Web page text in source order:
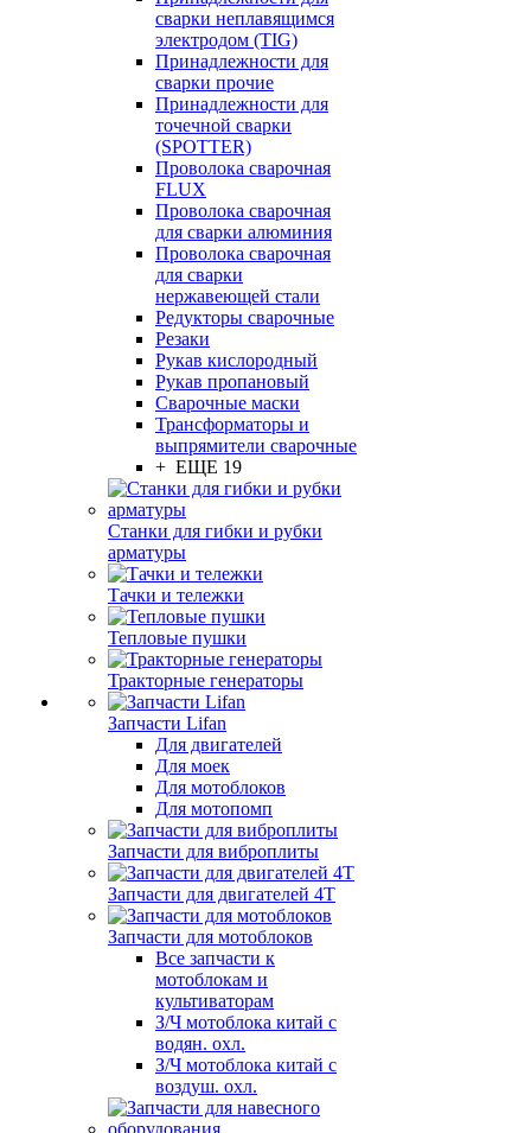
сварки неплавящимся
электродом (TIG)
Принадлежности для
сварки прочие
Принадлежности для
точечной сварки
(SPOTTER)
Проволока сварочная
FLUX
Проволока сварочная
для сварки алюминия
Проволока сварочная
для сварки
нержавеющей стали
Редукторы сварочные
Резаки
Рукав кислородный
Рукав пропановый
Сварочные маски
Трансформаторы и
выпрямители сварочные
+ ЕЩЕ 19
Станки для гибки и рубки
арматуры
Тачки и тележки
Тепловые пушки
Тракторные генераторы
Запчасти Lifan
Для двигателей
Для моек
Для мотоблоков
Для мотопомп
Запчасти для виброплиты
Запчасти для двигателей 4Т
Запчасти для мотоблоков
Все запчасти к
мотоблокам и
культиваторам
З/Ч мотоблока китай с
водян. охл.
З/Ч мотоблока китай с
воздуш. охл.